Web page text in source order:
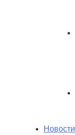
Новости